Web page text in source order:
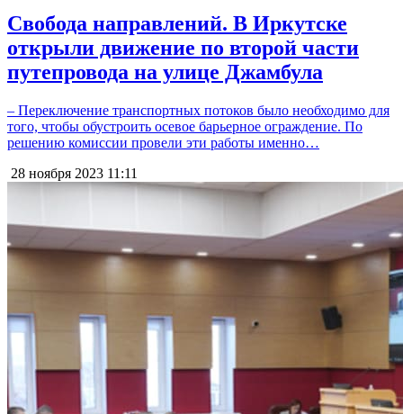
Свобода направлений. В Иркутске
открыли движение по второй части
путепровода на улице Джамбула
– Переключение транспортных потоков было необходимо для
того, чтобы обустроить осевое барьерное ограждение. По
решению комиссии провели эти работы именно…
28 ноября 2023 11:11